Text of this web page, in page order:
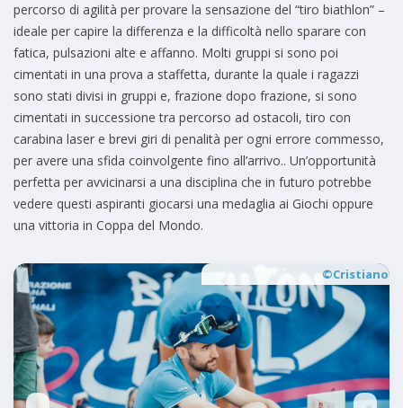
percorso di agilità per provare la sensazione del “tiro biathlon” –
ideale per capire la differenza e la difficoltà nello sparare con
fatica, pulsazioni alte e affanno. Molti gruppi si sono poi
cimentati in una prova a staffetta, durante la quale i ragazzi
sono stati divisi in gruppi e, frazione dopo frazione, si sono
cimentati in successione tra percorso ad ostacoli, tiro con
carabina laser e brevi giri di penalità per ogni errore commesso,
per avere una sfida coinvolgente fino all’arrivo.. Un’opportunità
perfetta per avvicinarsi a una disciplina che in futuro potrebbe
vedere questi aspiranti giocarsi una medaglia ai Giochi oppure
una vittoria in Coppa del Mondo.
©Cristiano